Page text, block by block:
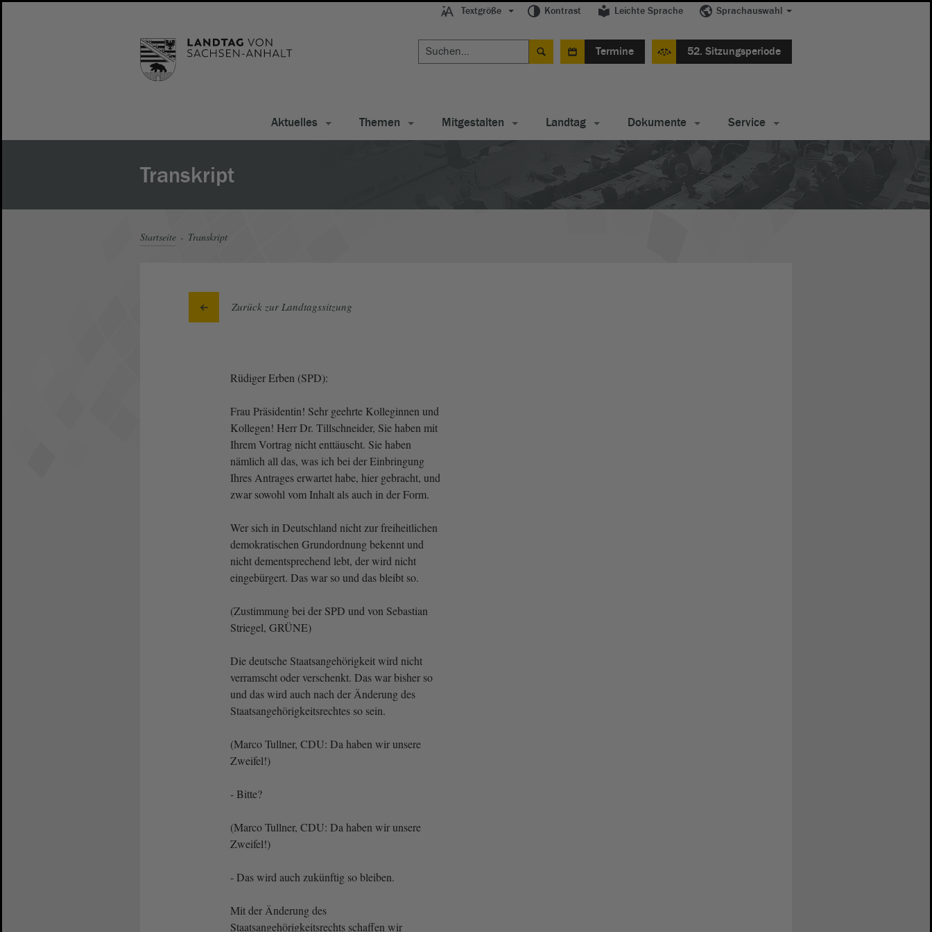
Textgröße Kontrast Leichte Sprache Sprachauswahl
Termine 52. Sitzungsperiode
Aktuelles Themen Mitgestalten Landtag Dokumente Service
Transkript
Startseite Transkript
Zurück zur Landtagssitzung
Rüdiger Erben (SPD):
Frau Präsidentin! Sehr geehrte Kolleginnen und
Kollegen! Herr Dr. Tillschneider, Sie haben mit
Ihrem Vortrag nicht enttäuscht. Sie haben
nämlich all das, was ich bei der Einbringung
Ihres Antrages erwartet habe, hier gebracht, und
zwar sowohl vom Inhalt als auch in der Form.
Wer sich in Deutschland nicht zur freiheitlichen
demokratischen Grundordnung bekennt und
nicht dementsprechend lebt, der wird nicht
eingebürgert. Das war so und das bleibt so.
(Zustimmung bei der SPD und von Sebastian
Striegel, GRÜNE)
Die deutsche Staatsangehörigkeit wird nicht
verramscht oder verschenkt. Das war bisher so
und das wird auch nach der Änderung des
Staatsangehörigkeitsrechtes so sein.
(Marco Tullner, CDU: Da haben wir unsere
Zweifel!)
- Bitte?
(Marco Tullner, CDU: Da haben wir unsere
Zweifel!)
- Das wird auch zukünftig so bleiben.
Mit der Änderung des
Staatsangehörigkeitsrechts schaffen wir